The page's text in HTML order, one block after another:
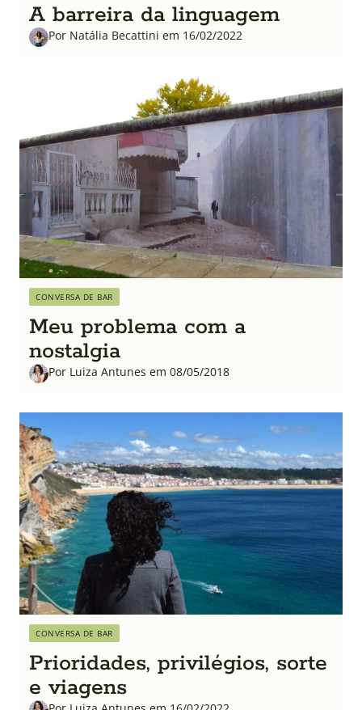
A barreira da linguagem
Por Natália Becattini em 16/02/2022
CONVERSA DE BAR
Meu problema com a
nostalgia
Por Luiza Antunes em 08/05/2018
CONVERSA DE BAR
Prioridades, privilégios, sorte
e viagens